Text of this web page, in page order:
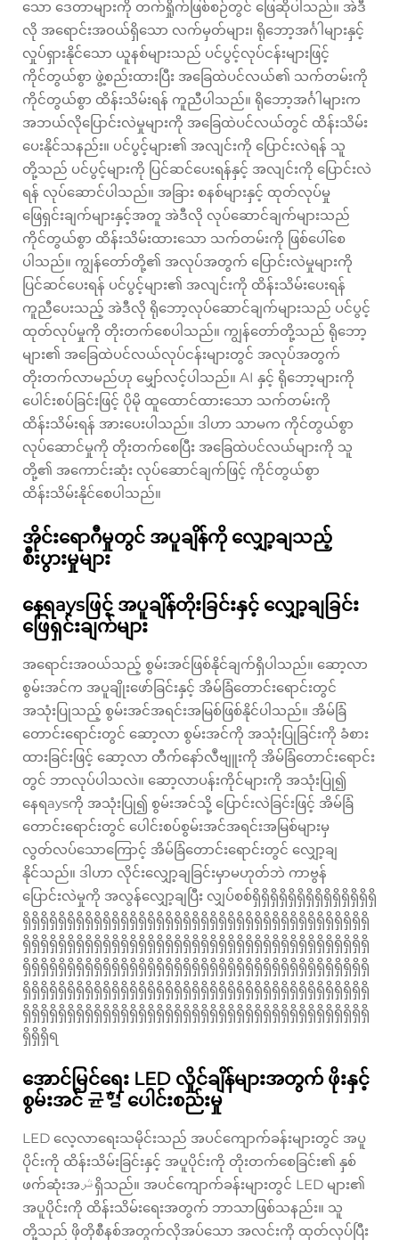
သော ဒေတာများကို တက်ရှိုက်ဖြစ်စဉ်တွင် ဖြေဆိုပါသည်။ အဲဒီ
လို အရောင်းအဝယ်ရှိသော လက်မှတ်များ၊ ရိုဘော့အင်္ဂါများနှင့်
လှုပ်ရှားနိုင်သော ယူနစ်များသည် ပင်ပွင့်လုပ်ငန်းများဖြင့်
ကိုင်တွယ်စွာ ဖွဲ့စည်းထားပြီး အခြေထဲပင်လယ်၏ သက်တမ်းကို
ကိုင်တွယ်စွာ ထိန်းသိမ်းရန် ကူညီပါသည်။ ရိုဘော့အင်္ဂါများက
အဘယ်လိုပြောင်းလဲမှုများကို အခြေထဲပင်လယ်တွင် ထိန်းသိမ်း
ပေးနိုင်သနည်း။ ပင်ပွင့်များ၏ အလျင်းကို ပြောင်းလဲရန် သူ
တို့သည် ပင်ပွင့်များကို ပြင်ဆင်ပေးရန်နှင့် အလျင်းကို ပြောင်းလဲ
ရန် လုပ်ဆောင်ပါသည်။ အခြား စနစ်များနှင့် ထုတ်လုပ်မှု
ဖြေရှင်းချက်များနှင့်အတူ အဲဒီလို လုပ်ဆောင်ချက်များသည်
ကိုင်တွယ်စွာ ထိန်းသိမ်းထားသော သက်တမ်းကို ဖြစ်ပေါ်စေ
ပါသည်။ ကျွန်တော်တို့၏ အလုပ်အတွက် ပြောင်းလဲမှုများကို
ပြင်ဆင်ပေးရန် ပင်ပွင့်များ၏ အလျင်းကို ထိန်းသိမ်းပေးရန်
ကူညီပေးသည့် အဲဒီလို ရိုဘော့လုပ်ဆောင်ချက်များသည် ပင်ပွင့်
ထုတ်လုပ်မှုကို တိုးတက်စေပါသည်။ ကျွန်တော်တို့သည် ရိုဘော့
များ၏ အခြေထဲပင်လယ်လုပ်ငန်းများတွင် အလုပ်အတွက်
တိုးတက်လာမည်ဟု မျှော်လင့်ပါသည်။ AI နှင့် ရိုဘော့များကို
ပေါင်းစပ်ခြင်းဖြင့် ပိုမို ထူထောင်ထားသော သက်တမ်းကို
ထိန်းသိမ်းရန် အားပေးပါသည်။ ဒါဟာ သာမက ကိုင်တွယ်စွာ
လုပ်ဆောင်မှုကို တိုးတက်စေပြီး အခြေထဲပင်လယ်များကို သူ
တို့၏ အကောင်းဆုံး လုပ်ဆောင်ချက်ဖြင့် ကိုင်တွယ်စွာ
ထိန်းသိမ်းနိုင်စေပါသည်။
အိုင်းရောဂီမှုတွင် အပူချိန်ကို လျှော့ချသည့်
စီးပွားမှုများ
နေရaysဖြင့် အပူချိန်တိုးခြင်းနှင့် လျှော့ချခြင်း
ဖြေရှင်းချက်များ
အရောင်းအဝယ်သည့် စွမ်းအင်ဖြစ်နိုင်ချက်ရှိပါသည်။ ဆော့လာ
စွမ်းအင်က အပူချိုးဖော်ခြင်းနှင့် အိမ်ခြံတောင်းရောင်းတွင်
အသုံးပြုသည့် စွမ်းအင်အရင်းအမြစ်ဖြစ်နိုင်ပါသည်။ အိမ်ခြံ
တောင်းရောင်းတွင် ဆော့လာ စွမ်းအင်ကို အသုံးပြုခြင်းကို ခံစား
ထားခြင်းဖြင့် ဆော့လာ တီက်နော်လဳဗျူးကို အိမ်ခြံတောင်းရောင်း
တွင် ဘာလုပ်ပါသလဲ။ ဆော့လာပန်းကိုင်များကို အသုံးပြု၍
နေရaysကို အသုံးပြု၍ စွမ်းအင်သို့ ပြောင်းလဲခြင်းဖြင့် အိမ်ခြံ
တောင်းရောင်းတွင် ပေါင်းစပ်စွမ်းအင်အရင်းအမြစ်များမှ
လွတ်လပ်သောကြောင့် အိမ်ခြံတောင်းရောင်းတွင် လျှော့ချ
နိုင်သည်။ ဒါဟာ လိုင်းလျှော့ချခြင်းမှာမဟုတ်ဘဲ ကာဗွန်
ပြောင်းလဲမှုကို အလွန်လျှော့ချပြီး လျှပ်စစ်ရှိရှိရှိရှိရှိရှိရှိရှိရှိရှိရှိရှိရှိရှိ
ရှိရှိရှိရှိရှိရှိရှိရှိရှိရှိရှိရှိရှိရှိရှိရှိရှိရှိရှိရှိရှိရှိရှိရှိရှိရှိရှိရှိရှိရှိရှိရှိရှိရှိရှိရှိရှိရှိရှိ
ရှိရှိရှိရှိရှိရှိရှိရှိရှိရှိရှိရှိရှိရှိရှိရှိရှိရှိရှိရှိရှိရှိရှိရှိရှိရှိရှိရှိရှိရှိရှိရှိရှိရှိရှိရှိရှိရှိရှိ
ရှိရှိရှိရှိရှိရှိရှိရှိရှိရှိရှိရှိရှိရှိရှိရှိရှိရှိရှိရှိရှိရှိရှိရှိရှိရှိရှိရှိရှိရှိရှိရှိရှိရှိရှိရှိရှိရှိရှိ
ရှိရှိရှိရှိရှိရှိရှိရှိရှိရှိရှိရှိရှိရှိရှိရှိရှိရှိရှိရှိရှိရှိရှိရှိရှိရှိရှိရှိရှိရှိရှိရှိရှိရှိရှိရှိရှိရှိရှိ
ရှိရှိရှိရှိရှိရှိရှိရှိရှိရှိရှိရှိရှိရှိရှိရှိရှိရှိရှိရှိရှိရှိရှိရှိရှိရှိရှိရှိရှိရှိရှိရှိရှိရှိရှိရှိရှိရှိရှိ
ရှိရှိရှိရ
အောင်မြင်ရေး LED လှိုင်ချိန်များအတွက် ဖိုးနှင့်
စွမ်းအင် 균형 ပေါင်းစည်းမှု
LED လေ့လာရေးသမိုင်းသည် အပင်ကျောက်ခန်းများတွင် အပူ
ပိုင်းကို ထိန်းသိမ်းခြင်းနှင့် အပူပိုင်းကို တိုးတက်စေခြင်း၏ နှစ်
ဖက်ဆုံးအثرရှိသည်။ အပင်ကျောက်ခန်းများတွင် LED များ၏
အပူပိုင်းကို ထိန်းသိမ်းရေးအတွက် ဘာသာဖြစ်သနည်း။ သူ
တို့သည် ဖိုတိုစီနစ်အတွက်လိုအပ်သော အလင်းကို ထုတ်လုပ်ပြီး